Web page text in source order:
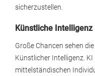
sicherzustellen.
Künstliche
Große Chancen sehen
Künstlicher Intelligenz.
mittelständischen